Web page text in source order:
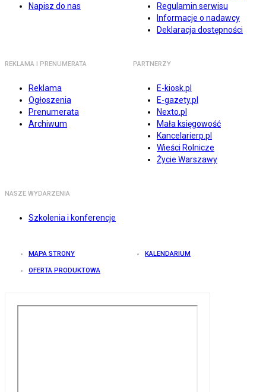
Napisz do nas
Regulamin serwisu
Informacje o nadawcy
Deklaracja dostępności
REKLAMA I PRENUMERATA
Reklama
Ogłoszenia
Prenumerata
Archiwum
PARTNERZY
E-kiosk.pl
E-gazety.pl
Nexto.pl
Mała księgowość
Kancelarierp.pl
Wieści Rolnicze
Życie Warszawy
NASZE WYDARZENIA
Szkolenia i konferencje
MAPA STRONY KALENDARIUM
OFERTA PRODUKTOWA